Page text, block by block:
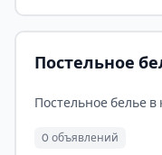
Постельное
Постельное белье в
0 объявлений